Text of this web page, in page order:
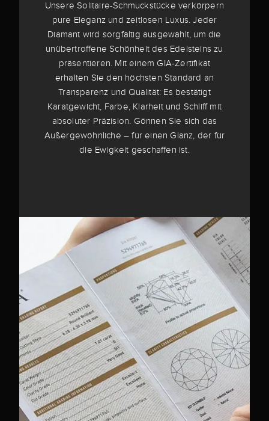
Unsere Solitaire-Schmuckstücke verkörpern
pure Eleganz und zeitlosen Luxus. Jeder
Diamant wird sorgfältig ausgewählt, um die
unübertroffene Schönheit des Edelsteins zu
präsentieren. Mit einem GIA-Zertifikat
erhalten Sie den höchsten Standard an
Transparenz und Qualität: Es bestätigt
Karatgewicht, Farbe, Klarheit und Schliff mit
absoluter Präzision. Gönnen Sie sich das
Außergewöhnliche – für einen Glanz, der für
die Ewigkeit geschaffen ist.